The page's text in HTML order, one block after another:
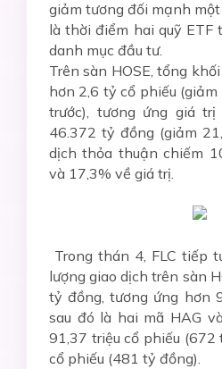
giảm tương đối mạnh
là thời điểm hai quỹ ETF
danh mục đầu tư.
Trên sàn HOSE, tổng
hơn 2,6 tỷ cổ phiếu
trước), tương ứng giá
46.372 tỷ đồng (giảm
dịch thỏa thuận chiếm
và 17,3% về giá trị.
Trong thán 4, FLC tiếp
lượng giao dịch trên sàn
tỷ đồng, tương ứng hơn
sau đó là hai mã HAG
91,37 triệu cổ phiếu
cổ phiếu (481 tỷ đồng).